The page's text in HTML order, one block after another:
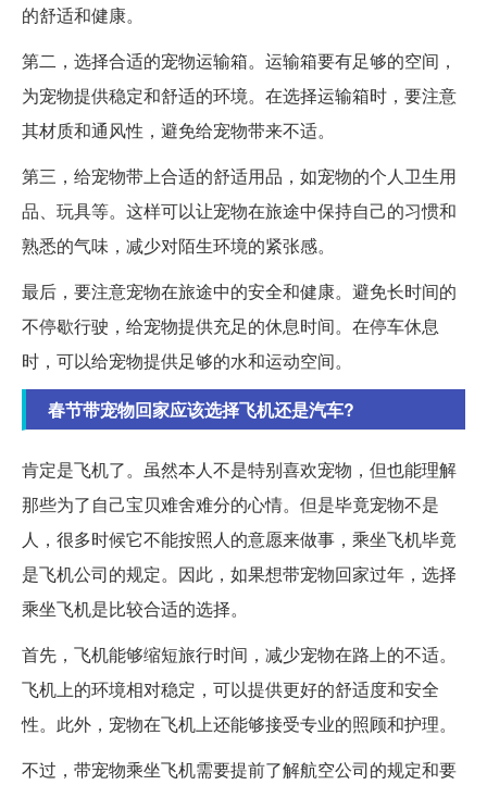
的舒适和健康。
第二，选择合适的宠物运输箱。运输箱要有足够的空间，
为宠物提供稳定和舒适的环境。在选择运输箱时，要注意
其材质和通风性，避免给宠物带来不适。
第三，给宠物带上合适的舒适用品，如宠物的个人卫生用
品、玩具等。这样可以让宠物在旅途中保持自己的习惯和
熟悉的气味，减少对陌生环境的紧张感。
最后，要注意宠物在旅途中的安全和健康。避免长时间的
不停歇行驶，给宠物提供充足的休息时间。在停车休息
时，可以给宠物提供足够的水和运动空间。
春节带宠物回家应该选择飞机还是汽车?
肯定是飞机了。虽然本人不是特别喜欢宠物，但也能理解
那些为了自己宝贝难舍难分的心情。但是毕竟宠物不是
人，很多时候它不能按照人的意愿来做事，乘坐飞机毕竟
是飞机公司的规定。因此，如果想带宠物回家过年，选择
乘坐飞机是比较合适的选择。
首先，飞机能够缩短旅行时间，减少宠物在路上的不适。
飞机上的环境相对稳定，可以提供更好的舒适度和安全
性。此外，宠物在飞机上还能够接受专业的照顾和护理。
不过，带宠物乘坐飞机需要提前了解航空公司的规定和要